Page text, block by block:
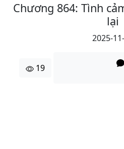
Chương 864: Tình
lại
2025-
19